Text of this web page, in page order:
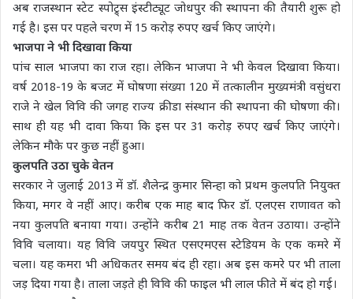
अब राजस्थान स्टेट स्पोट्र्स इंस्टीट्यूट जोधपुर की स्थापना की तैयारी शुरू हो
गई है। इस पर पहले चरण में 15 करोड़ रुपए खर्च किए जाएंगे।
भाजपा ने भी दिखावा किया
पांच साल भाजपा का राज रहा। लेकिन भाजपा ने भी केवल दिखावा किया।
वर्ष 2018-19 के बजट में घोषणा संख्या 120 में तत्कालीन मुख्यमंत्री वसुंधरा
राजे ने खेल विवि की जगह राज्य क्रीडा संस्थान की स्थापना की घोषणा की।
साथ ही यह भी दावा किया कि इस पर 31 करोड़ रुपए खर्च किए जाएंगे।
लेकिन मौके पर कुछ नहीं हुआ।
कुलपति उठा चुके वेतन
सरकार ने जुलाई 2013 में डॉ. शैलेन्द्र कुमार सिन्हा को प्रथम कुलपति नियुक्त
किया, मगर वे नहीं आए। करीब एक माह बाद फिर डॉ. एलएस राणावत को
नया कुलपति बनाया गया। उन्होंने करीब 21 माह तक वेतन उठाया। उन्होंने
विवि चलाया। यह विवि जयपुर स्थित एसएमएस स्टेडियम के एक कमरे में
चला। यह कमरा भी अधिकतर समय बंद ही रहा। अब इस कमरे पर भी ताला
जड़ दिया गया है। ताला जड़ते ही विवि की फाइल भी लाल फीते में बंद हो गई।